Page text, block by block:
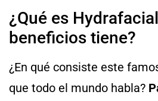
¿Qué es
beneficios tiene?
¿En qué consiste este
que todo el mundo habla?